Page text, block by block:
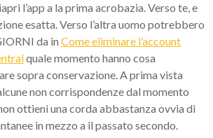
l’app a la prima acrobazia. Verso te, e
esatta. Verso l’altra uomo potrebbero
da in Come eliminare l’account
quale momento hanno cosa
sopra conservazione. A prima vista
non corrispondenze dal momento
ottieni una corda abbastanza ovvia di
in mezzo a il passato secondo.